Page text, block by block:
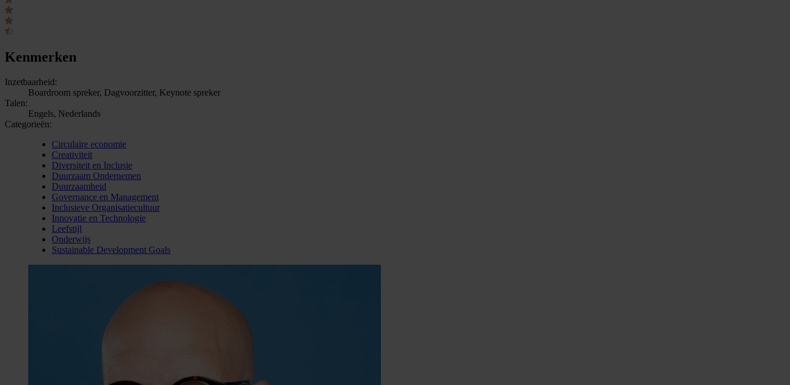
Kenmerken
Inzetbaarheid:
Boardroom spreker, Dagvoorzitter, Keynote spreker
Talen:
Engels, Nederlands
Categorieën:
Circulaire economie
Creativiteit
Diversiteit en Inclusie
Duurzaam Ondernemen
Duurzaamheid
Governance en Management
Inclusieve Organisatiecultuur
Innovatie en Technologie
Leefstijl
Onderwijs
Sustainable Development Goals